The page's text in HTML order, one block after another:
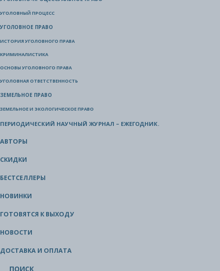
УГОЛОВНЫЙ ПРОЦЕСС
УГОЛОВНОЕ ПРАВО
ИСТОРИЯ УГОЛОВНОГО ПРАВА
КРИМИНАЛИСТИКА
ОСНОВЫ УГОЛОВНОГО ПРАВА
УГОЛОВНАЯ ОТВЕТСТВЕННОСТЬ
ЗЕМЕЛЬНОЕ ПРАВО
ЗЕМЕЛЬНОЕ И ЭКОЛОГИЧЕСКОЕ ПРАВО
ПЕРИОДИЧЕСКИЙ НАУЧНЫЙ ЖУРНАЛ – ЕЖЕГОДНИК.
АВТОРЫ
СКИДКИ
БЕСТСЕЛЛЕРЫ
НОВИНКИ
ГОТОВЯТСЯ К ВЫХОДУ
НОВОСТИ
ДОСТАВКА И ОПЛАТА
ПОИСК